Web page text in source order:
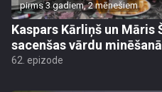
pirms 3 gadiem, 2 mēnešiem
Kaspars Kārliņš un Māris
sacenšas vārdu minēšanā
62. epizode